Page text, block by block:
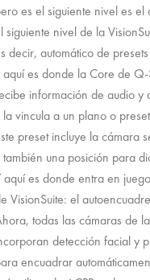
es el siguiente nivel es
siguiente nivel de la
decir, automático de
aquí es donde la Core de Q-
información de audio y
la vincula a un plano o
preset incluye la cámara
también una posición para
aquí es donde entra en
VisionSuite: el
todas las cámaras de
detección facial y
encuadrar